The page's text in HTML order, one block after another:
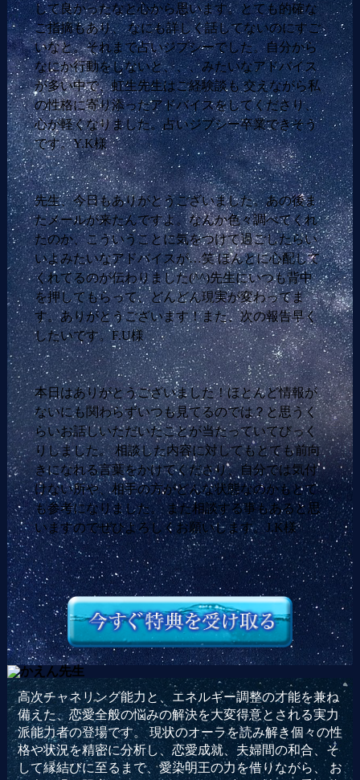
して良かったなと心から思います。とても的確な
ご指摘もあり、 なにも詳しく話してないのにすご
いなと。それまで占いジプシーでした。自分から
なにか行動をしないと、、、みたいなアドバイス
が多い中で、虹生先生はご経験談も 交えながら私
の性格に寄り添ったアドバイスをしてくださり、
心が軽くなりました。占いジプシー卒業できそう
です。Y.K様
先生、今日もありがとうございました。あの後ま
たメールが来たんですよ。なんか色々調べてくれ
たのか、こういうことに気をつけて過ごしたらい
いよみたいなアドバイスが…笑 ほんとに心配して
くれてるのが伝わりました(^^)先生にいつも背中
を押してもらって、どんどん現実が変わってま
す。ありがとうございます！また、次の報告早く
したいです。F.U様
本日はありがとうございました！ほとんど情報が
ないにも関わらずいつも見てるのでは？と思うく
らいお話しいただいたことが当たっていてびっく
りしました。 相談した内容に対してもとても前向
きになれる言葉をかけてくださり、自分では気付
けない所や、相手の方がどんな状態なのかもとて
も参考になりました。 また相談する事もあると思
いますのでぜひよろしくお願いします。J.K様
高次チャネリング能力と、エネルギー調整の才能を兼ね
備えた、恋愛全般の悩みの解決を大変得意とされる実力
派能力者の登場です。 現状のオーラを読み解き個々の性
格や状況を精密に分析し、恋愛成就、夫婦間の和合、そ
して縁結びに至るまで、愛染明王の力を借りながら、 お